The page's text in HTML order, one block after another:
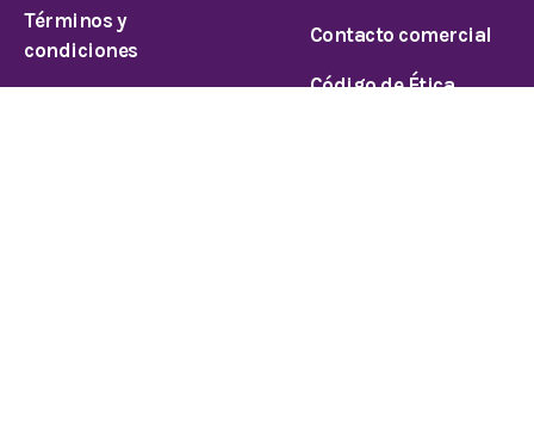
Términos y
condiciones
Contacto comercial
Código de Ética